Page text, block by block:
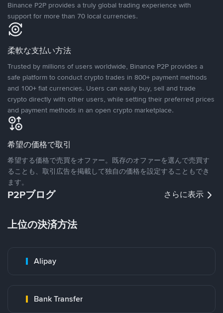
Binance P2P provides a truly global trading experience with
support for more than 70 local currencies.
柔軟な支払い方法
Trusted by millions of users worldwide, Binance P2P provides a
safe platform to conduct crypto trades in 800+ payment methods
and 100+ fiat currencies. Users can easily buy, sell and trade
crypto directly with other users, while setting their preferred prices
and payment methods in an open crypto marketplace.
希望の価格で取引
希望する価格で売買をオファー。既存のオファーを選んで売買す
ることも、取引広告を掲載して独自の価格を設定することもでき
ます。
P2Pブログ さらに表示
上位の決済方法
Alipay
Bank Transfer